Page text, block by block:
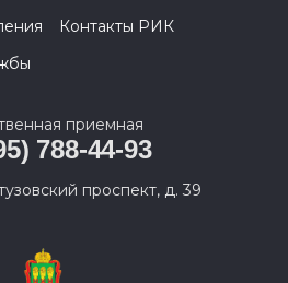
Контакты РИК
приемная
788-44-93
проспект, д. 39